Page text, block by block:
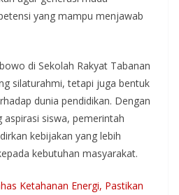
yang mampu menjawab
di Sekolah Rakyat Tabanan
silaturahmi, tetapi juga bentuk
dunia pendidikan. Dengan
aspirasi siswa, pemerintah
kebijakan yang lebih
kebutuhan masyarakat.
Ketahanan Energi, Pastikan